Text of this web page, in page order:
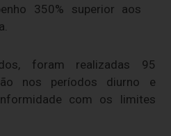
350% superior aos
foram realizadas 95
nos períodos diurno e
com os limites